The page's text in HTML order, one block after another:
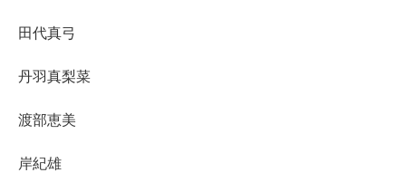
田代真弓
丹羽真梨菜
渡部恵美
岸紀雄